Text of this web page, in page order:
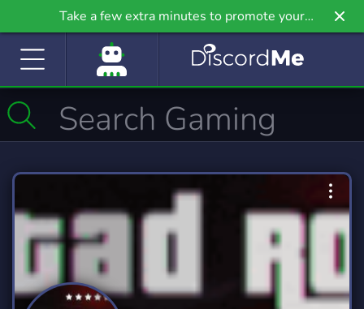
Take a few extra minutes to promote your
community even further on Griv.io, our newest